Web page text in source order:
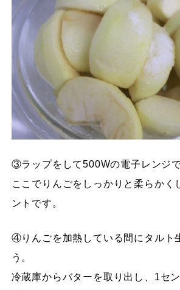
③ラップをして500Wの電子レンジで
ここでりんごをしっかりと柔らかく
ントです。
④りんごを加熱している間にタルト
う。
冷蔵庫からバターを取り出し、1セ